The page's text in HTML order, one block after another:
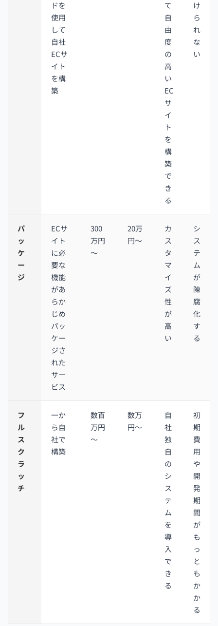
ドを
使用
して
自社
ECサ
イト
を構
築
て
自
由
度
の
高
い
EC
サ
イ
ト
を
構
築
で
き
る
け
ら
れ
な
い
パ
ッ
ケ
ー
ジ
ECサ
イト
に必
要な
機能
があ
らか
じめ
パッ
ケー
ジさ
れた
サー
ビス
300
万円
～
20万
円～
カ
ス
タ
マ
イ
ズ
性
が
高
い
シ
ス
テ
ム
が
陳
腐
化
す
る
フ
ル
ス
ク
ラ
ッ
チ
一か
ら自
社で
構築
数百
万円
～
数万
円～
自
社
独
自
の
シ
ス
テ
ム
を
導
入
で
き
る
初
期
費
用
や
開
発
期
間
が
も
っ
と
も
か
か
る